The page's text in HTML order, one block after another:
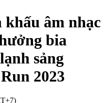
khấu âm nhạc
bia
sảng
2023